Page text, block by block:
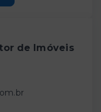
de Imóveis